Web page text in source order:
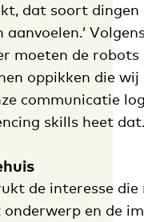
dat soort dingen
moeten de
oppikken die wij
communicatie
skills heet
de interesse die
onderwerp en de